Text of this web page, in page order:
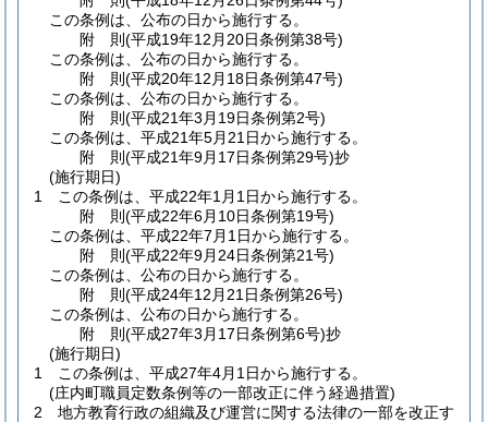
この条例は、公布の日から施行する。
附 則(平成19年12月20日条例第38号)
この条例は、公布の日から施行する。
附 則(平成20年12月18日条例第47号)
この条例は、公布の日から施行する。
附 則(平成21年3月19日条例第2号)
この条例は、平成21年5月21日から施行する。
附 則(平成21年9月17日条例第29号)抄
(施行期日)
1
この条例は、平成22年1月1日から施行する。
附 則(平成22年6月10日条例第19号)
この条例は、平成22年7月1日から施行する。
附 則(平成22年9月24日条例第21号)
この条例は、公布の日から施行する。
附 則(平成24年12月21日条例第26号)
この条例は、公布の日から施行する。
附 則(平成27年3月17日条例第6号)抄
(施行期日)
1
この条例は、平成27年4月1日から施行する。
(庄内町職員定数条例等の一部改正に伴う経過措置)
2
地方教育行政の組織及び運営に関する法律の一部を改正す